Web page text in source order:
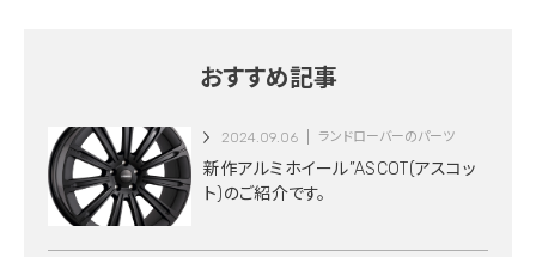
おすすめ記事
2024.09.06 ランドローバーのパーツ
新作アルミホイール”ASCOT(アスコッ
ト)のご紹介です。